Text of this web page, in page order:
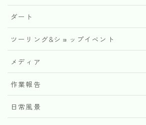
ダート
ツーリング&ショップイベント
メディア
作業報告
日常風景